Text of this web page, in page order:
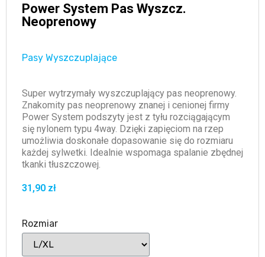
Power System Pas Wyszcz.
Neoprenowy
Pasy Wyszczuplające
Super wytrzymały wyszczuplający pas neoprenowy.
Znakomity pas neoprenowy znanej i cenionej firmy
Power System podszyty jest z tyłu rozciągającym
się nylonem typu 4way. Dzięki zapięciom na rzep
umożliwia doskonałe dopasowanie się do rozmiaru
każdej sylwetki. Idealnie wspomaga spalanie zbędnej
tkanki tłuszczowej.
31,90 zł
Rozmiar